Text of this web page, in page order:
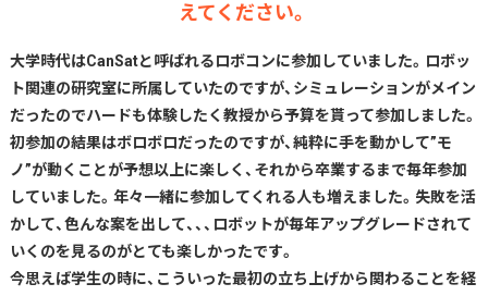
えてください。
大学時代はCanSatと呼ばれるロボコンに参加していました。ロボッ
ト関連の研究室に所属していたのですが、シミュレーションがメイン
だったのでハードも体験したく教授から予算を貰って参加しました。
初参加の結果はボロボロだったのですが、純粋に手を動かして”モ
ノ”が動くことが予想以上に楽しく、それから卒業するまで毎年参加
していました。年々一緒に参加してくれる人も増えました。失敗を活
かして、色んな案を出して、、、ロボットが毎年アップグレードされて
いくのを見るのがとても楽しかったです。
今思えば学生の時に、こういった最初の立ち上げから関わることを経